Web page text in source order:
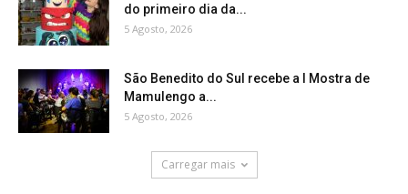
do primeiro dia da...
5 Agosto, 2026
São Benedito do Sul recebe a I Mostra de
Mamulengo a...
5 Agosto, 2026
Carregar mais